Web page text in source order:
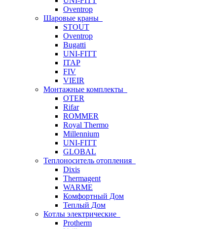
Oventrop
Шаровые краны
STOUT
Oventrop
Bugatti
UNI-FITT
ITAP
FIV
VIEIR
Монтажные комплекты
OTER
Rifar
ROMMER
Royal Thermo
Millennium
UNI-FITT
GLOBAL
Теплоноситель отопления
Dixis
Thermagent
WARME
Комфортный Дом
Теплый Дом
Котлы электрические
Protherm